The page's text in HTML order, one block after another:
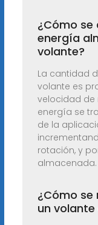
¿Cómo
energía
volante?
La cantidad
volante es
velocidad de
energía se
de la
rotación, y
almacenada.
¿Cómo se
un volante